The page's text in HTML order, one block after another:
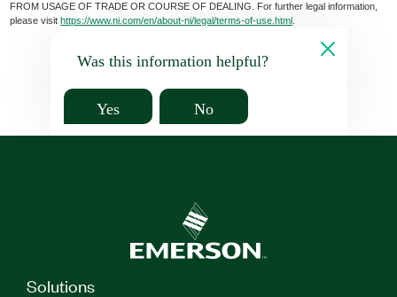
FROM USAGE OF TRADE OR COURSE OF DEALING. For further legal information,
please visithttps://www.ni.com/en/about-ni/legal/terms-of-use.html
Was this information helpful?
Yes No
Solutions